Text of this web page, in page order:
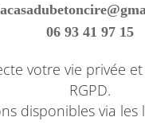
06 93 41 97 15
votre vie privée
RGPD.
disponibles via les